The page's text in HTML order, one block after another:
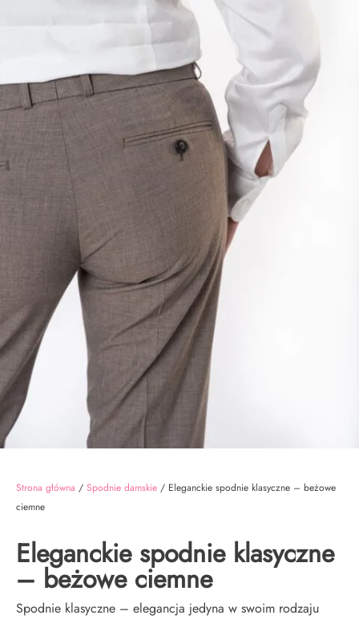
Strona główna / Spodnie damskie / Eleganckie spodnie klasyczne – beżowe
ciemne
Eleganckie spodnie klasyczne
– beżowe ciemne
Spodnie klasyczne – elegancja jedyna w swoim rodzaju